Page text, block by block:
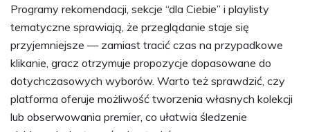
Programy rekomendacji, sekcje “dla Ciebie” i playlisty
tematyczne sprawiają, że przeglądanie staje się
przyjemniejsze — zamiast tracić czas na przypadkowe
klikanie, gracz otrzymuje propozycje dopasowane do
dotychczasowych wyborów. Warto też sprawdzić, czy
platforma oferuje możliwość tworzenia własnych kolekcji
lub obserwowania premier, co ułatwia śledzenie